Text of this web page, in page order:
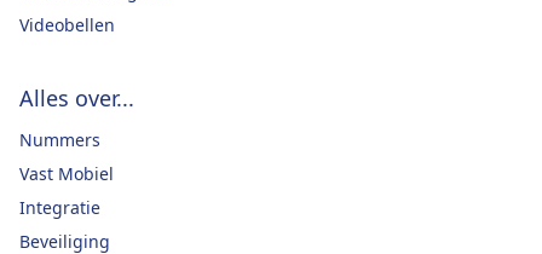
Videobellen
Alles over...
Nummers
Vast Mobiel
Integratie
Beveiliging